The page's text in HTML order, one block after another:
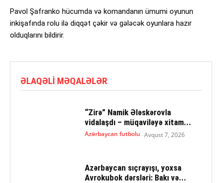
Pavol Şafranko hücumda və komandanın ümumi oyunun
inkişafında rolu ilə diqqət çəkir və gələcək oyunlara hazır
olduqlarını bildirir.
ƏLAQƏLI MƏQALƏLƏR
“Zirə” Namik Ələskərovla
vidalaşdı – müqaviləyə xitam...
Azərbaycan futbolu Avqust 7, 2026
Azərbaycan sıçrayışı, yoxsa
Avrokubok dərsləri: Bakı və...